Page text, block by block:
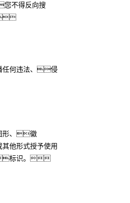
不得反向搜

任何违法、侵
形、徽
形式授予使用
标识。